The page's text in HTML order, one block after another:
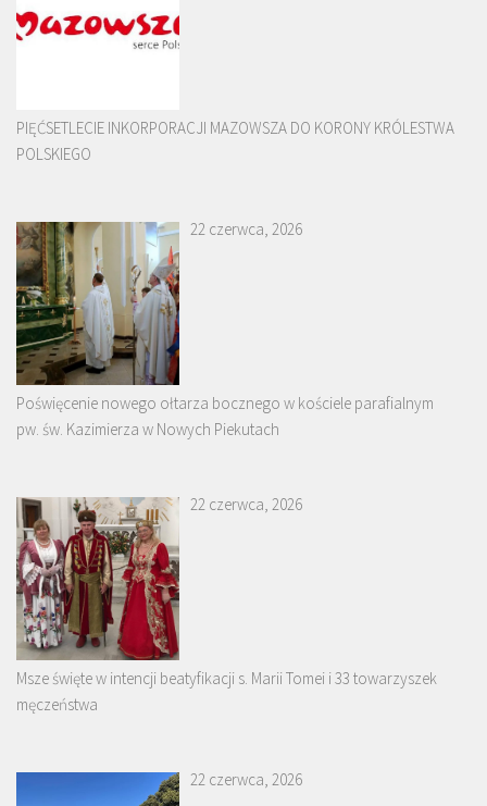
PIĘĆSETLECIE INKORPORACJI MAZOWSZA DO KORONY KRÓLESTWA
POLSKIEGO
22 czerwca, 2026
Poświęcenie nowego ołtarza bocznego w kościele parafialnym
pw. św. Kazimierza w Nowych Piekutach
22 czerwca, 2026
Msze święte w intencji beatyfikacji s. Marii Tomei i 33 towarzyszek
męczeństwa
22 czerwca, 2026